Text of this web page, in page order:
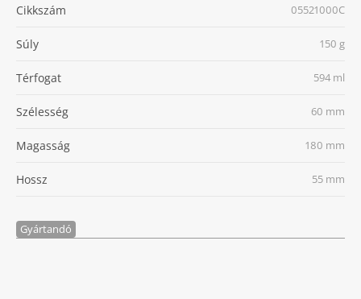
Cikkszám 05521000C
Súly 150 g
Térfogat 594 ml
Szélesség 60 mm
Magasság 180 mm
Hossz 55 mm
Gyártandó